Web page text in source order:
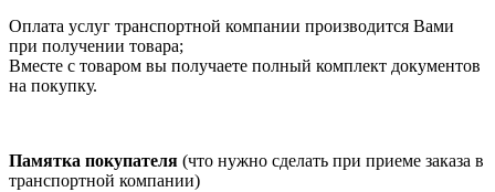
Оплата услуг транспортной компании производится Вами
при получении товара;
Вместе с товаром вы получаете полный комплект документов
на покупку.
Памятка покупателя (что нужно сделать при приеме заказа в
транспортной компании)